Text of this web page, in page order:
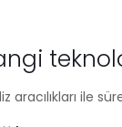
aracılıkları ile